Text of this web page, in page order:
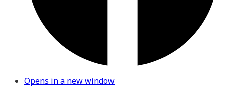
Opens in a new window